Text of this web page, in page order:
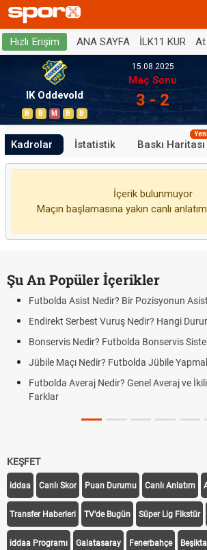
Hızlı Erişim ANA SAYFA İLK11 KUR At
IK Oddevold
B B M B B
15.08.2025
Maç Sonu
3 - 2
Kadrolar İstatistik Baskı Haritası
İçerik bulunmuyor
Maçın başlamasına yakın canlı
Şu An Popüler İçerikler
Futbolda Asist Nedir? Bir Pozisyonun
Endirekt Serbest Vuruş Nedir? Hangi
Bonservis Nedir? Futbolda Bonservis
Jübile Maçı Nedir? Futbolda Jübile
Futbolda Averaj Nedir? Genel Averaj ve
Farklar
KEŞFET
iddaa Canlı Skor Puan Durumu Canlı Anlatım
Transfer Haberleri TV'de Bugün Süper Lig Fikstür
iddaa Programı Galatasaray Fenerbahçe